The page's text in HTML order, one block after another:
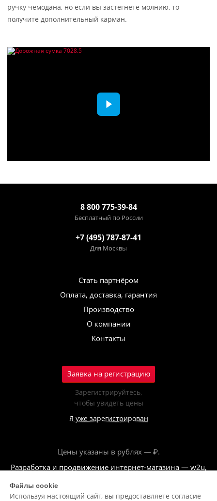
ручку чемодана, но если вы застегнете молнию, то
получите дополнительный карман.
8 800 775-39-84
Бесплатный по России
+7 (495) 787-87-41
Для Москвы
Стать партнёром
Оплата, доставка, гарантия
Производство
О компании
Контакты
Заявка на регистрацию
Зарегистрируйтесь,
чтобы увидеть цены
Я уже зарегистрирован
Цены указаны в рублях — ₽.
Разработка и продвижение интернет-магазина — w2u,
© ООО «Полар центр», 2026
Файлы cookie
Используя настоящий сайт, вы предоставляете согласие